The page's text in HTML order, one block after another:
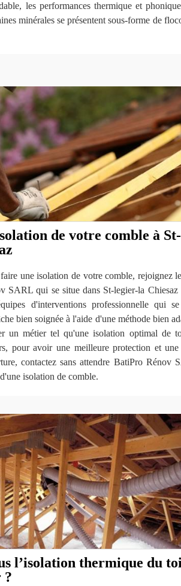
les performances thermique et
minérales se présentent sous-forme de
de votre comble à St-
une isolation de votre comble, rejoignez
SARL qui se situe dans St-legier-la Chiesaz
d'interventions professionnelle qui
bien soignée à l'aide d'une méthode bien
un métier tel qu'une isolation optimal de
pour avoir une meilleure protection et
contactez sans attendre BatiPro Rénov
isolation de comble.
l’isolation thermique du
?